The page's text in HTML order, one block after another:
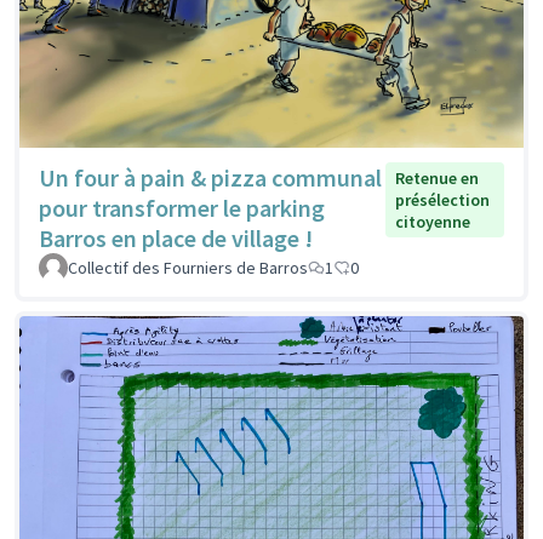
Un four à pain & pizza communal
pour transformer le parking
Barros en place de village !
Retenue en
présélection
citoyenne
Collectif des Fourniers de Barros 1 0